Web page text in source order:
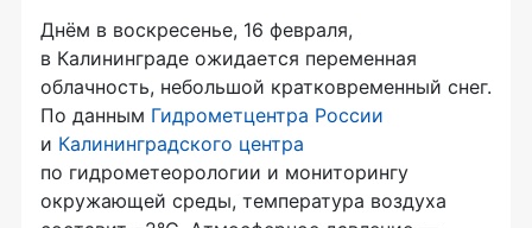
Днём в воскресенье, 16 февраля,
в Калининграде ожидается переменная
облачность, небольшой кратковременный снег.
По данным Гидрометцентра России
и Калининградского центра
по гидрометеорологии и мониторингу
окружающей среды, температура воздуха